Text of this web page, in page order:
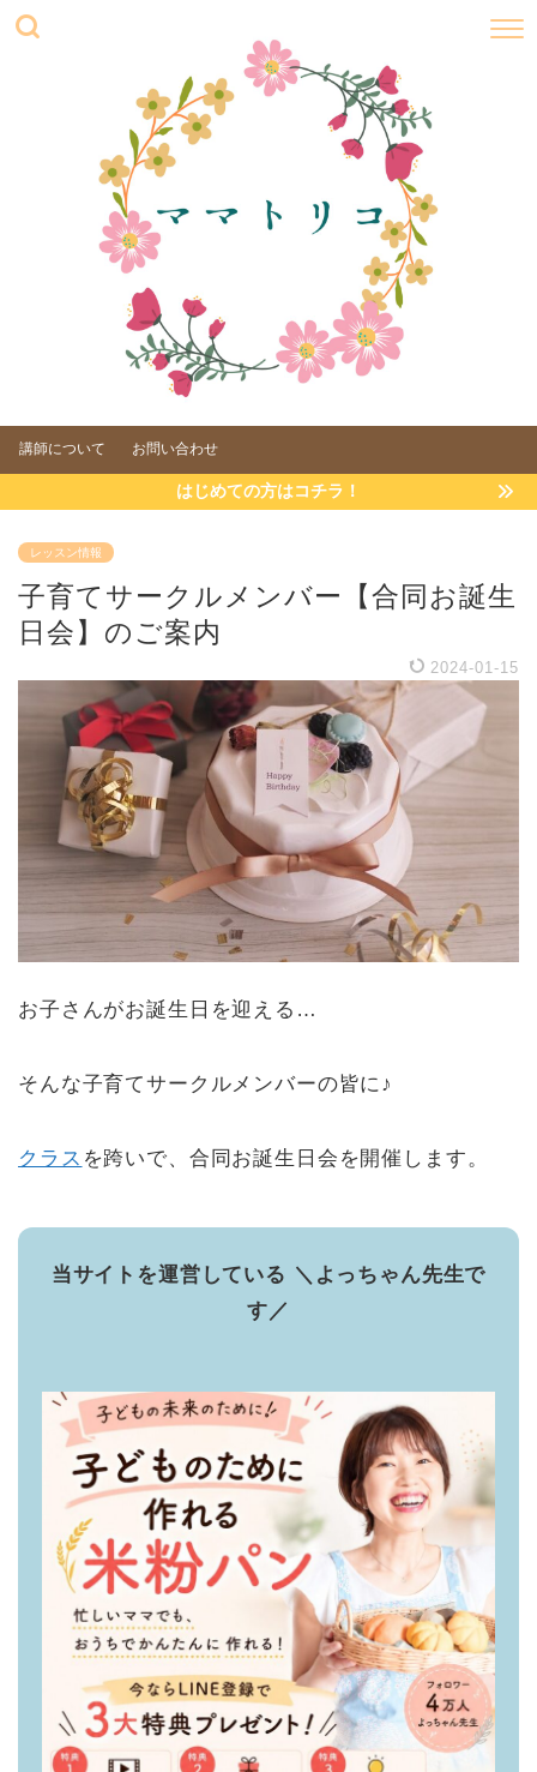
講師について お問い合わせ
はじめての方はコチラ！
レッスン情報
子育てサークルメンバー【合同お誕生
日会】のご案内
2024-01-15
お子さんがお誕生日を迎える…
そんな子育てサークルメンバーの皆に♪
クラス を跨いで、合同お誕生日会を開催します。
当サイトを運営している ＼よっちゃん先生で
す／